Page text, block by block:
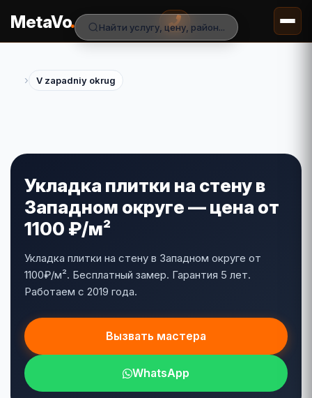
MetaVo.
› V zapadniy okrug
Укладка плитки на стену в
Западном округе — цена от
1100 ₽/м²
Укладка плитки на стену в Западном округе от
1100₽/м². Бесплатный замер. Гарантия 5 лет.
Работаем с 2019 года.
Вызвать мастера
WhatsApp
Найти услугу, цену, район...